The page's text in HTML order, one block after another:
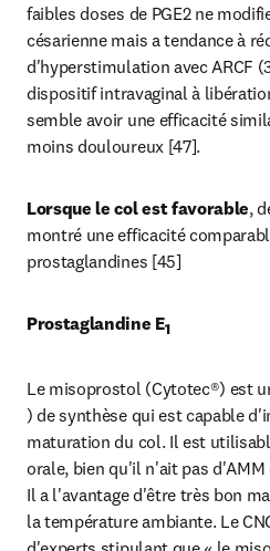
faibles doses de PGE2 ne
césarienne mais a tendance à
d'hyperstimulation avec ARCF
dispositif intravaginal à
semble avoir une efficacité
moins douloureux [47].
Lorsque le col est favorable,
montré une efficacité
prostaglandines [45]
Prostaglandine E1
Le misoprostol (Cytotec®) est
) de synthèse qui est capable
maturation du col. Il est
orale, bien qu'il n'ait pas
Il a l'avantage d'être très bon
la température ambiante. Le